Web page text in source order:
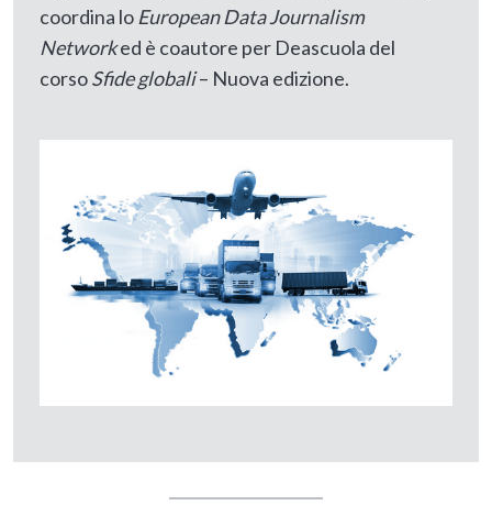
coordina loEuropean Data Journalism
Networked è coautore per Deascuola del
corsoSfide globali– Nuova edizione.